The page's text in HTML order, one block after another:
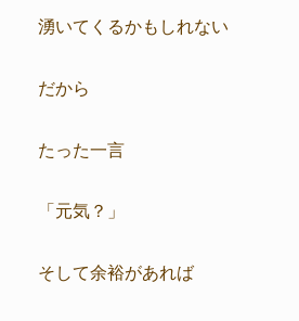
湧いてくるかもしれない
だから
たった一言
「元気？」
そして余裕があれば